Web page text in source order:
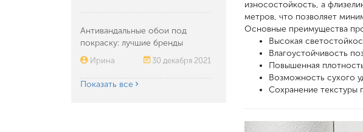
Антивандальные обои под
покраску: лучшие бренды
Ирина 30 декабря 2021
Показать все
износостойкость, а
метров, что позволяет
Основные преимущества
Высокая
Влагоустойчивость
Повышенная
Возможность сухого
Сохранение текстуры